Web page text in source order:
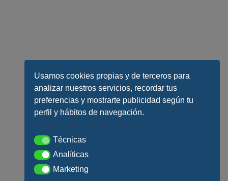
Usamos cookies propias y de terceros para
analizar nuestros servicios, recordar tus
preferencias y mostrarte publicidad según tu
perfil y hábitos de navegación.
TécnicasTécnicas
AnalíticasAnalíticas
MarketingMarketing